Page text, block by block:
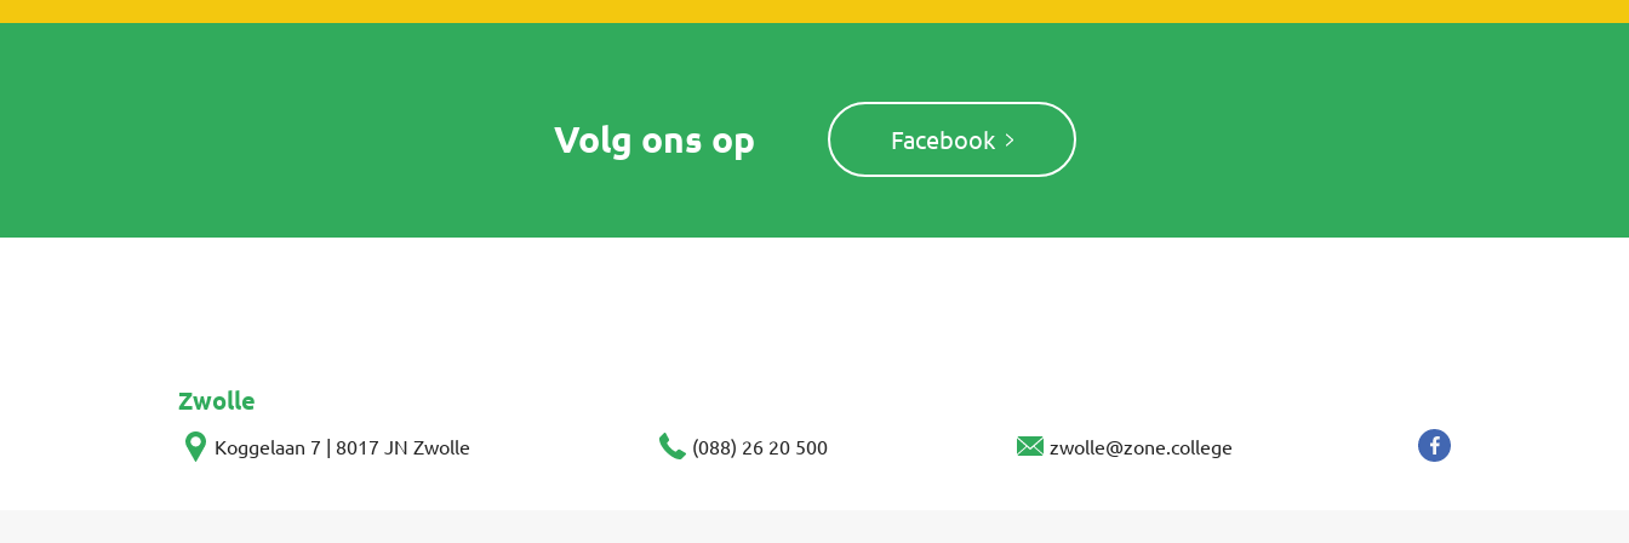
Volg ons op Facebook
Zwolle
Koggelaan 7 | 8017 JN Zwolle (088) 26 20 500 zwolle@zone.college